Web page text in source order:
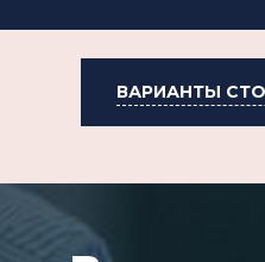
ВАРИАНТЫ